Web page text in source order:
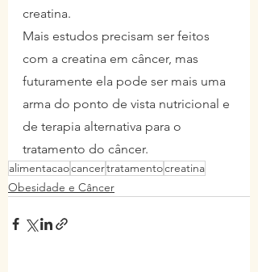
creatina.
Mais estudos precisam ser feitos
com a creatina em câncer, mas
futuramente ela pode ser mais uma
arma do ponto de vista nutricional e
de terapia alternativa para o
tratamento do câncer.
alimentacaocancertratamentocreatina
Obesidade e Câncer